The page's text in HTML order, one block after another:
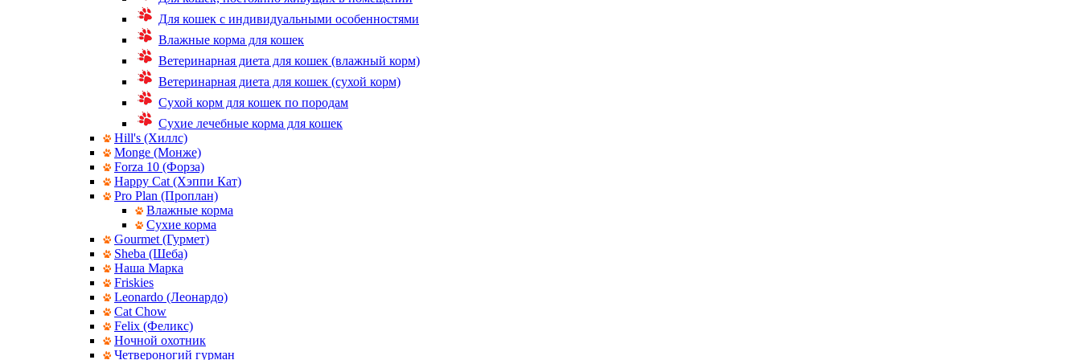
Для кошек с индивидуальными особенностями
Влажные корма для кошек
Ветеринарная диета для кошек (влажный корм)
Ветеринарная диета для кошек (сухой корм)
Сухой корм для кошек по породам
Сухие лечебные корма для кошек
Hill's (Хиллс)
Monge (Монже)
Forza 10 (Форза)
Happy Cat (Хэппи Кат)
Pro Plan (Проплан)
Влажные корма
Сухие корма
Gourmet (Гурмет)
Sheba (Шеба)
Наша Марка
Friskies
Leonardo (Леонардо)
Cat Chow
Felix (Феликс)
Ночной охотник
Четвероногий гурман